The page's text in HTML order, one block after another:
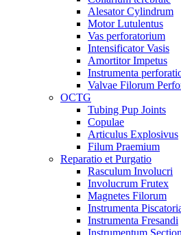
Alesator Cylindrum
Motor Lutulentus
Vas perforatorium
Intensificator Vasis
Amortitor Impetus
Instrumenta
Valvae Filorum
OCTG
Tubing Pup Joints
Copulae
Articulus Explosivus
Filum Praemium
Reparatio et Purgatio
Rasculum Involucri
Involucrum Frutex
Magnetes Filorum
Instrumenta
Instrumenta Fresandi
Instrumentum